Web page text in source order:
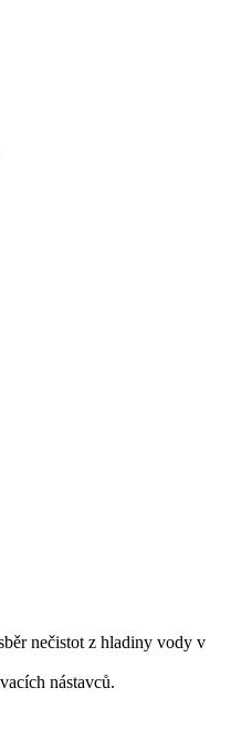
nečistot z hladiny vody v
nástavců.